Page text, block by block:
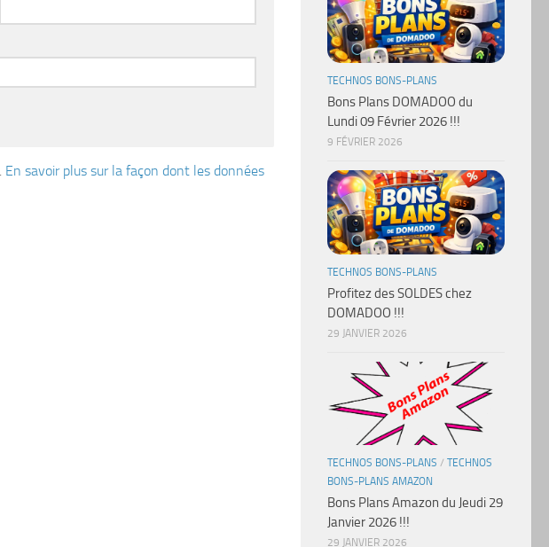
En savoir plus sur la façon dont les données
TECHNOS BONS-PLANS
Bons Plans DOMADOO du
Lundi 09 Février 2026 !!!
9 FÉVRIER 2026
TECHNOS BONS-PLANS
Profitez des SOLDES chez
DOMADOO !!!
29 JANVIER 2026
TECHNOS BONS-PLANS / TECHNOS
BONS-PLANS AMAZON
Bons Plans Amazon du Jeudi 29
Janvier 2026 !!!
29 JANVIER 2026